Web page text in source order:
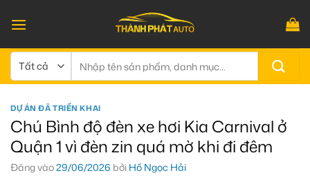
qua
dung
kiếm:
DỰ ÁN ĐÃ TRIỂN KHAI
Chú Bình độ đèn xe hơi Kia Carnival ở
Quận 1 vì đèn zin quá mờ khi đi đêm
Đăng vào29/06/2026 bởi Hồ Ngọc Hải